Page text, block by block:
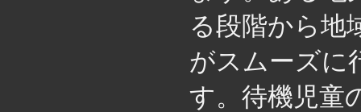
る段階から地
がスムーズに
す。待機児童